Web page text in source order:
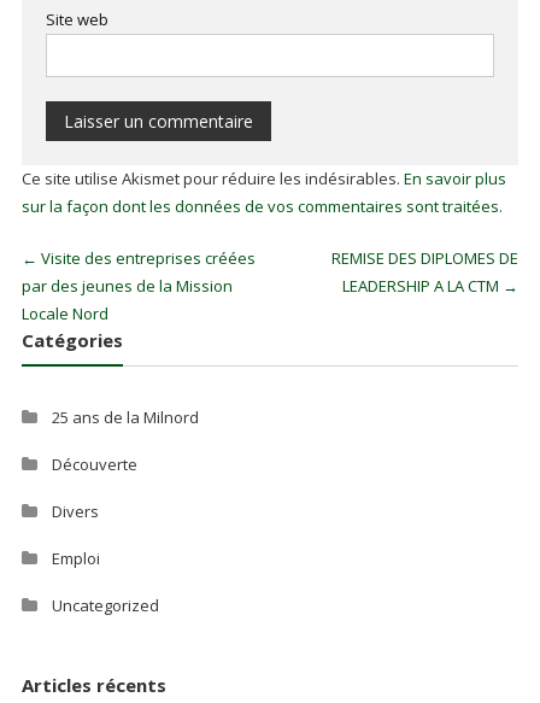
Site web
Ce site utilise Akismet pour réduire les indésirables. En savoir plus
sur la façon dont les données de vos commentaires sont traitées.
← Visite des entreprises créées
par des jeunes de la Mission
Locale Nord
REMISE DES DIPLOMES DE
LEADERSHIP A LA CTM →
Catégories
25 ans de la Milnord
Découverte
Divers
Emploi
Uncategorized
Articles récents